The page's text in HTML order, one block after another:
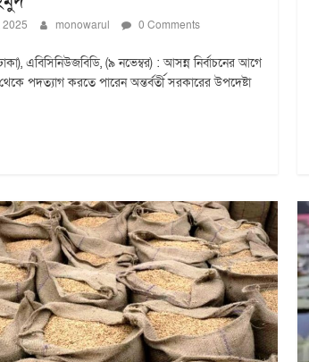
2025 monowarul 0 Comments
এবিসিনিউজবিডি, (৯ নভেম্বর) : আসন্ন নির্বাচনের আগে
পদত্যাগ করতে পারেন অন্তর্বর্তী সরকারের উপদেষ্টা